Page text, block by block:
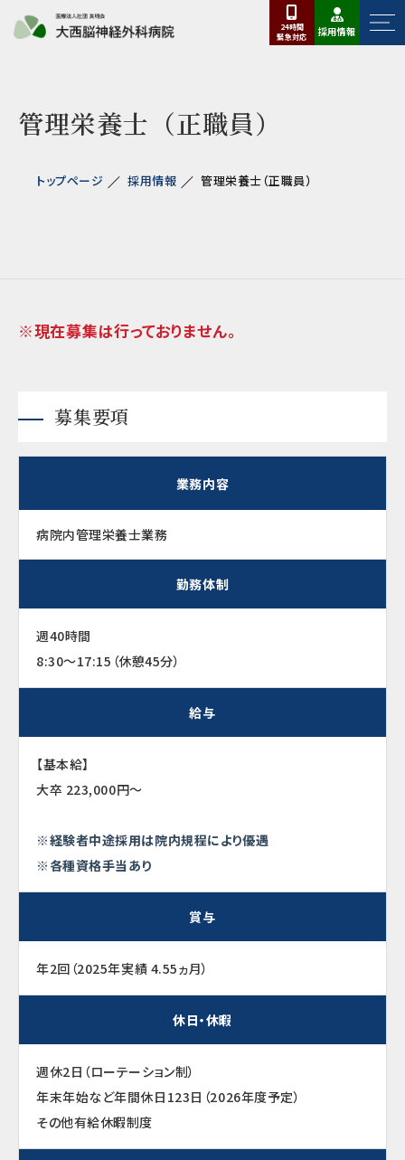
24時間
緊急対応 採用情報
管理栄養士（正職員）
トップページ 採用情報 管理栄養士（正職員）
※現在募集は行っておりません。
募集要項
業務内容
病院内管理栄養士業務
勤務体制
週40時間
8:30～17:15（休憩45分）
給与
【基本給】
大卒 223,000円～
※経験者中途採用は院内規程により優遇
※各種資格手当あり
賞与
年2回（2025年実績 4.55ヵ月）
休日・休暇
週休2日（ローテーション制）
年末年始など年間休日123日（2026年度予定）
その他有給休暇制度